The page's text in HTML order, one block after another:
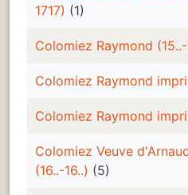
1717) (1)
Colomiez Raymond (15..-
Colomiez Raymond
Colomiez Raymond
Colomiez Veuve
(16..-16..) (5)